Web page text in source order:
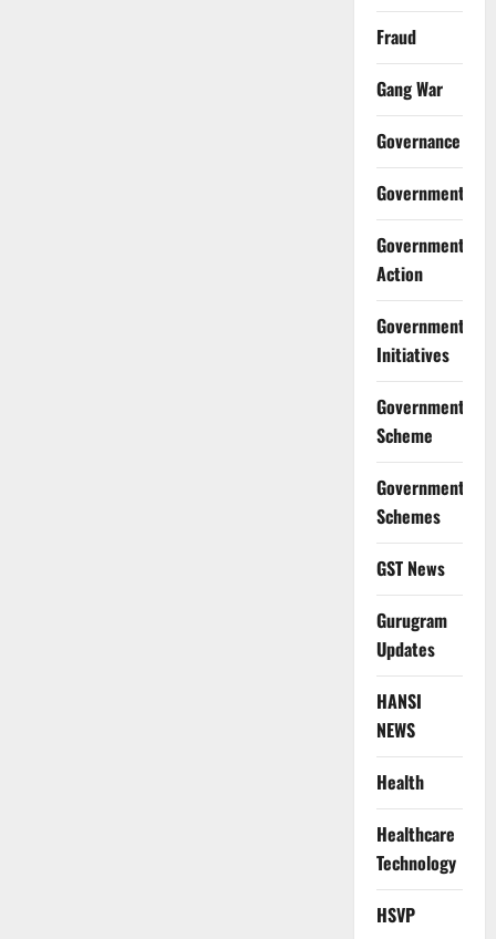
Fraud
Gang War
Governance
Government
Government
Action
Government
Initiatives
Government
Scheme
Government
Schemes
GST News
Gurugram
Updates
HANSI
NEWS
Health
Healthcare
Technology
HSVP